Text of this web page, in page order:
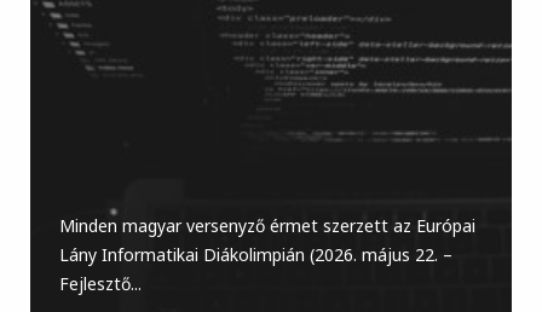
Minden magyar versenyző érmet szerzett az Európai
Lány Informatikai Diákolimpián (2026. május 22. –
Fejlesztő...